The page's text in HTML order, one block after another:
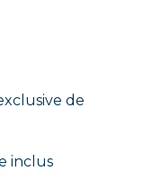
de
inclus